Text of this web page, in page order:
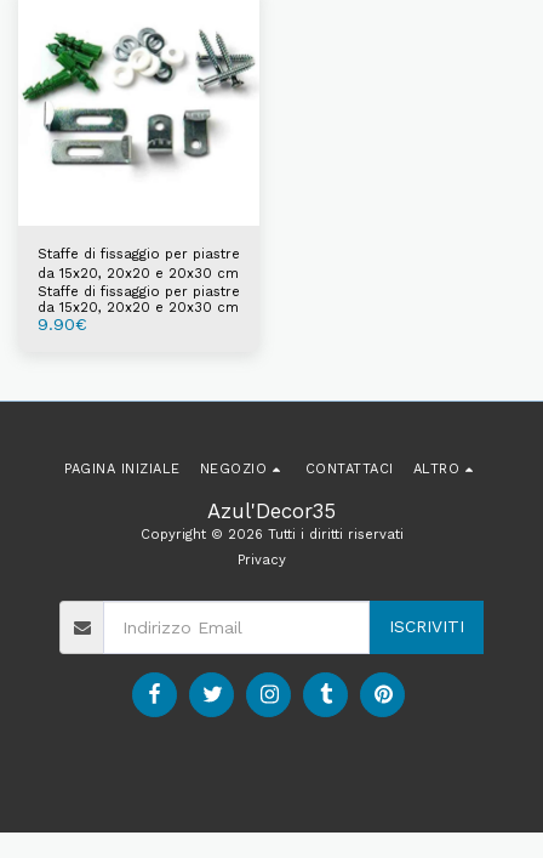
Staffe di fissaggio per piastre
da 15x20, 20x20 e 20x30 cm
Staffe di fissaggio per piastre
da 15x20, 20x20 e 20x30 cm
9.90€
Azul'Decor35
Copyright © 2026 Tutti i diritti riservati
Privacy
PAGINA INIZIALE NEGOZIO CONTATTACI ALTRO
ISCRIVITI